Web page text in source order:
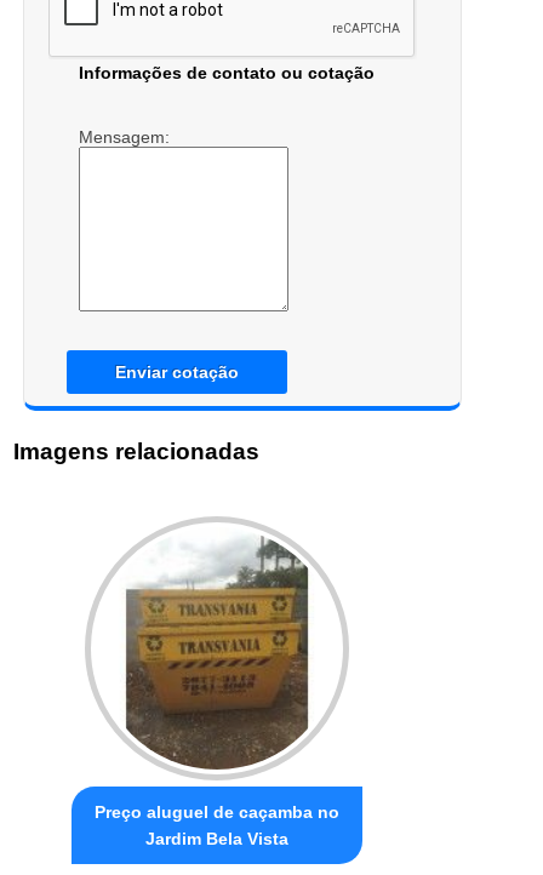
Informações de contato ou cotação
Mensagem:
Enviar cotação
Imagens relacionadas
Preço aluguel de caçamba no
Jardim Bela Vista